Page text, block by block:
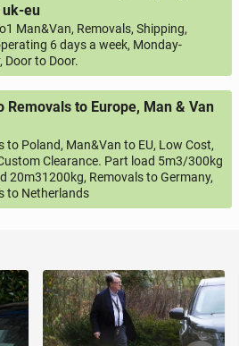
eu
Man&Van, Removals, Shipping,
6 days a week, Monday-
Door to Door.
Removals to Europe, Man & Van
to Poland, Man&Van to EU, Low Cost,
Clearance. Part load 5m3/300kg
20m31200kg, Removals to Germany,
to Netherlands